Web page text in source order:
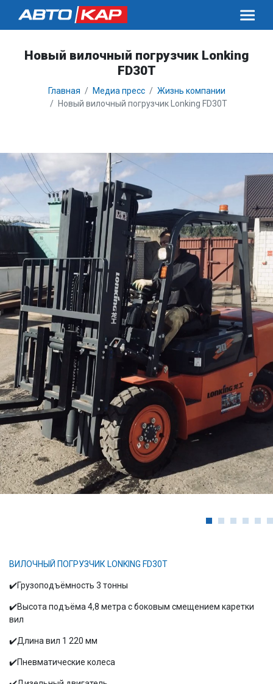
Новый вилочный погрузчик Lonking
FD30T
Главная Медиа пресс
Жизнь компании
Новый вилочный погрузчик Lonking FD30T
ВИЛОЧНЫЙ ПОГРУЗЧИК LONKING FD30T
✔️Грузоподъёмность 3 тонны
✔️Высота подъёма 4,8 метра с боковым смещением каретки
вил
✔️Длина вил 1 220 мм
✔️Пневматические колеса